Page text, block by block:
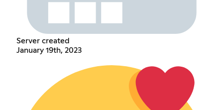
Server created
January 19th, 2023